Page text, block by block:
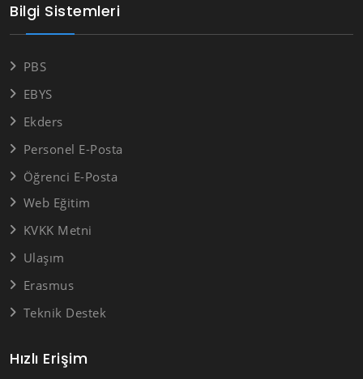
Hızlı Erişim
Bilgi Sistemleri
PBS
EBYS
Ekders
Personel E-Posta
Öğrenci E-Posta
Web Eğitim
KVKK Metni
Ulaşım
Erasmus
Teknik Destek